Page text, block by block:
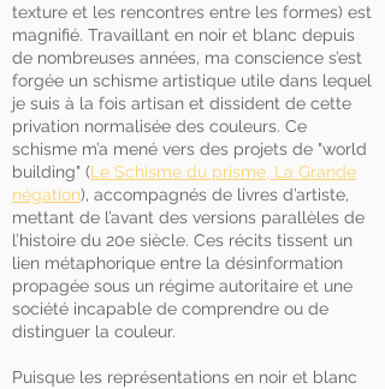
texture et les rencontres entre les formes) est
magnifié. Travaillant en noir et blanc depuis
de nombreuses années, ma conscience s’est
forgée un schisme artistique utile dans lequel
je suis à la fois artisan et dissident de cette
privation normalisée des couleurs. Ce
schisme m’a mené vers des projets de "world
building" (Le Schisme du prisme, La Grande
négation), accompagnés de livres d’artiste,
mettant de l’avant des versions parallèles de
l’histoire du 20e siècle. Ces récits tissent un
lien métaphorique entre la désinformation
propagée sous un régime autoritaire et une
société incapable de comprendre ou de
distinguer la couleur.
Puisque les représentations en noir et blanc